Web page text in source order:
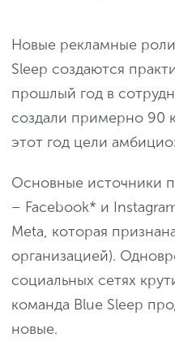
Новые рекламные
Sleep создаются
прошлый год в
создали примерно 90
этот год цели
Основные источники
– Facebook* и
Meta, которая
организацией).
социальных сетях
команда Blue Sleep
новые.